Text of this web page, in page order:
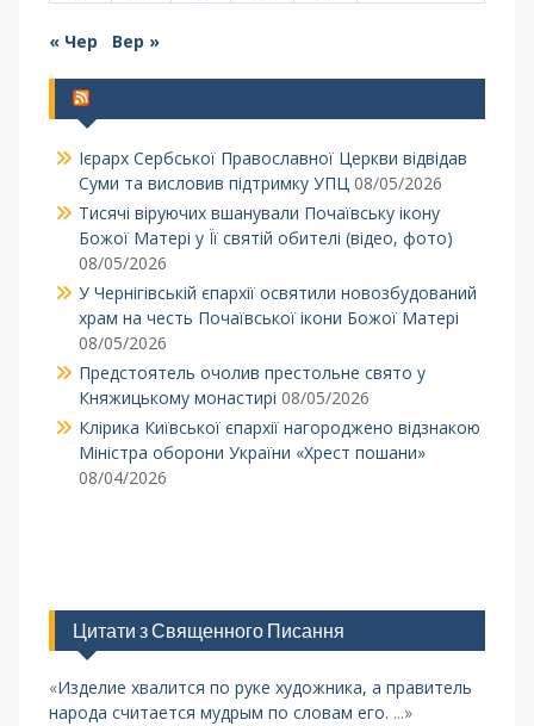
« Чер Вер »
Ієрарх Сербської Православної Церкви відвідав
Суми та висловив підтримку УПЦ 08/05/2026
Тисячі віруючих вшанували Почаївську ікону
Божої Матері у Її святій обителі (відео, фото)
08/05/2026
У Чернігівській єпархії освятили новозбудований
храм на честь Почаївської ікони Божої Матері
08/05/2026
Предстоятель очолив престольне свято у
Княжицькому монастирі 08/05/2026
Клірика Київської єпархії нагороджено відзнакою
Міністра оборони України «Хрест пошани»
08/04/2026
Цитати з Священного Писання
«Изделие хвалится по руке художника, а правитель
народа считается мудрым по словам его. ...»